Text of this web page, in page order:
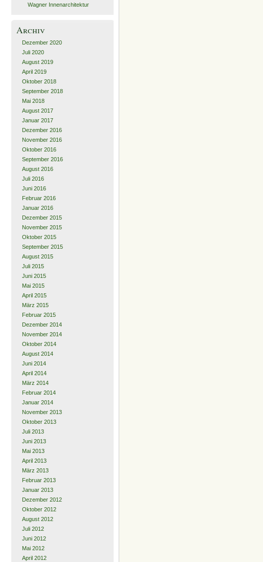
Wagner Innenarchitektur
Archiv
Dezember 2020
Juli 2020
August 2019
April 2019
Oktober 2018
September 2018
Mai 2018
August 2017
Januar 2017
Dezember 2016
November 2016
Oktober 2016
September 2016
August 2016
Juli 2016
Juni 2016
Februar 2016
Januar 2016
Dezember 2015
November 2015
Oktober 2015
September 2015
August 2015
Juli 2015
Juni 2015
Mai 2015
April 2015
März 2015
Februar 2015
Dezember 2014
November 2014
Oktober 2014
August 2014
Juni 2014
April 2014
März 2014
Februar 2014
Januar 2014
November 2013
Oktober 2013
Juli 2013
Juni 2013
Mai 2013
April 2013
März 2013
Februar 2013
Januar 2013
Dezember 2012
Oktober 2012
August 2012
Juli 2012
Juni 2012
Mai 2012
April 2012